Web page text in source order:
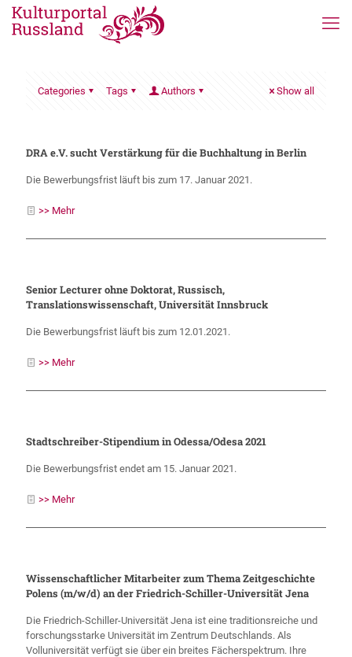
Categories Tags Authors Show all
DRA e.V. sucht Verstärkung für die Buchhaltung in Berlin
Die Bewerbungsfrist läuft bis zum 17. Januar 2021.
>> Mehr
Senior Lecturer ohne Doktorat, Russisch,
Translationswissenschaft, Universität Innsbruck
Die Bewerbungsfrist läuft bis zum 12.01.2021.
>> Mehr
Stadtschreiber-Stipendium in Odessa/Odesa 2021
Die Bewerbungsfrist endet am 15. Januar 2021.
>> Mehr
Wissenschaftlicher Mitarbeiter zum Thema Zeitgeschichte
Polens (m/w/d) an der Friedrich-Schiller-Universität Jena
Die Friedrich-Schiller-Universität Jena ist eine traditionsreiche und
forschungsstarke Universität im Zentrum Deutschlands. Als
Volluniversität verfügt sie über ein breites Fächerspektrum. Ihre